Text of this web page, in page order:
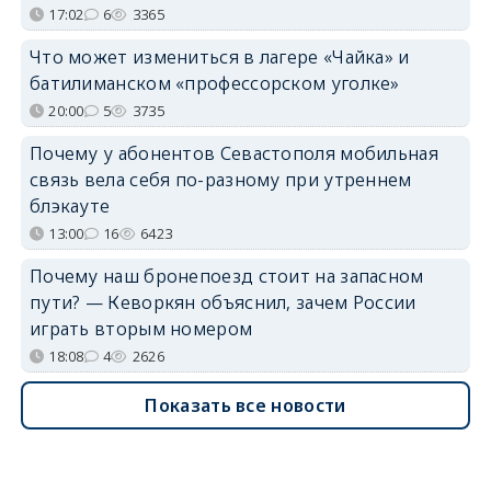
17:02 6 3365
Что может измениться в лагере «Чайка» и
батилиманском «профессорском уголке»
20:00 5 3735
Почему у абонентов Севастополя мобильная
связь вела себя по-разному при утреннем
блэкауте
13:00 16 6423
Почему наш бронепоезд стоит на запасном
пути? — Кеворкян объяснил, зачем России
играть вторым номером
18:08 4 2626
Показать все новости